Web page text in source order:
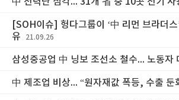
[SOH이슈] 헝다그룹이 ‘中 리먼 브라더스
유
21.09.26
삼성중공업 中 닝보 조선소 철수... 노동자
中 제조업 비상... “원자재값 폭등, 수출 둔